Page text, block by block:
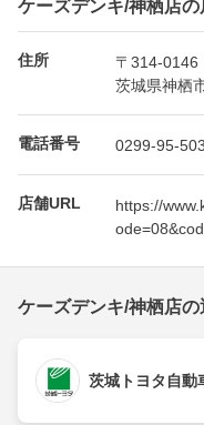
ケーズデンキ/神栖店の
住所
〒314-0146
茨城県神栖
電話番号 0299-95-
店舗URL
https://
ケーズデンキ/神栖店
茨城トヨタ自動